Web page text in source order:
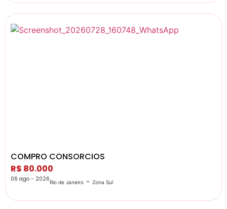
COMPRO CONSORCIOS
R$ 80.000
06 ago - 2026Rio de Janeiro - Zona Sul